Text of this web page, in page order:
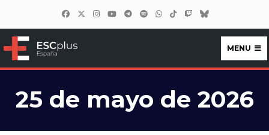
ESCplus España
MENU
25 de mayo de 2026